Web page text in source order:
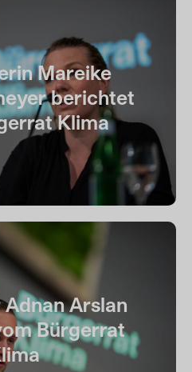
Mareike
berichtet
Klima
Arslan
Bürgerrat